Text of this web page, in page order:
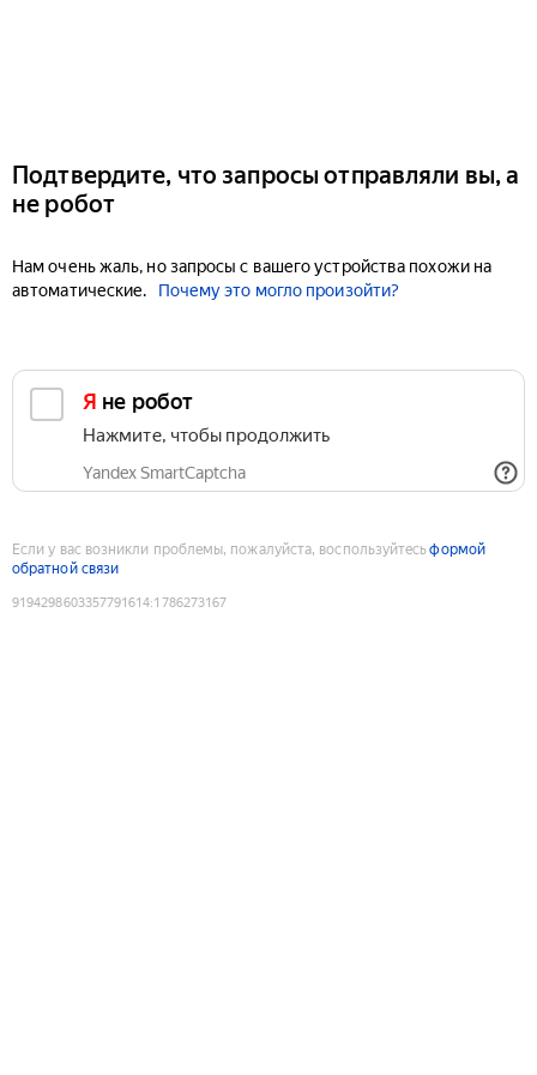
Подтвердите, что запросы отправляли вы, а
не робот
Нам очень жаль, но запросы с вашего устройства похожи на
автоматические.
Почему это могло произойти?
Я не робот
Нажмите, чтобы продолжить
Yandex SmartCaptcha
Если у вас возникли проблемы, пожалуйста, воспользуйтесьформой
обратной связи
9194298603357791614:1786273167